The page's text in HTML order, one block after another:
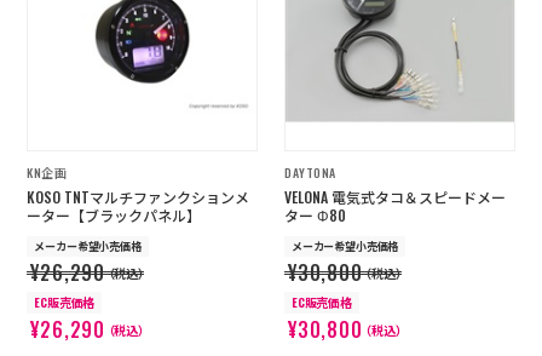
KN企画
KOSO TNTマルチファンクションメ
ーター【ブラックパネル】
メーカー希望小売価格
¥26,290（税込）
EC販売価格
¥26,290（税込）
DAYTONA
VELONA 電気式タコ＆スピードメー
ター Φ80
メーカー希望小売価格
¥30,800（税込）
EC販売価格
¥30,800（税込）